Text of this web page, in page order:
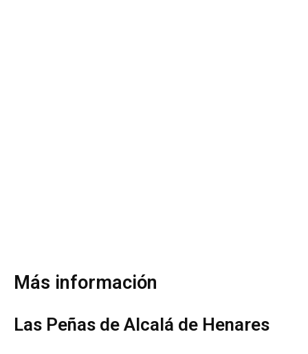
Más información
Las Peñas de Alcalá de Henares